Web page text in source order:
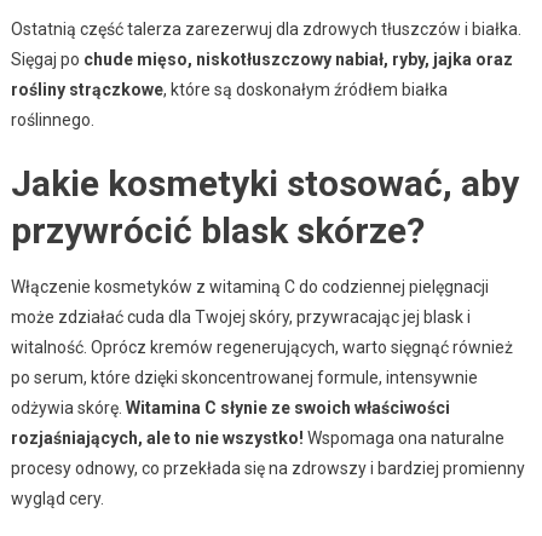
Ostatnią część talerza zarezerwuj dla zdrowych tłuszczów i białka.
Sięgaj po chude mięso, niskotłuszczowy nabiał, ryby, jajka oraz
rośliny strączkowe, które są doskonałym źródłem białka
roślinnego.
Jakie kosmetyki stosować, aby
przywrócić blask skórze?
Włączenie kosmetyków z witaminą C do codziennej pielęgnacji
może zdziałać cuda dla Twojej skóry, przywracając jej blask i
witalność. Oprócz kremów regenerujących, warto sięgnąć również
po serum, które dzięki skoncentrowanej formule, intensywnie
odżywia skórę. Witamina C słynie ze swoich właściwości
rozjaśniających, ale to nie wszystko! Wspomaga ona naturalne
procesy odnowy, co przekłada się na zdrowszy i bardziej promienny
wygląd cery.